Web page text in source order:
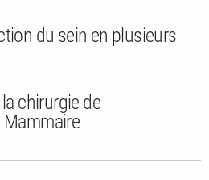
du sein en plusieurs
chirurgie de